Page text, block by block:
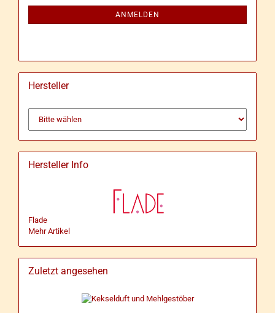
ANMELDEN
Hersteller
Hersteller Info
Flade
Mehr Artikel
Zuletzt angesehen